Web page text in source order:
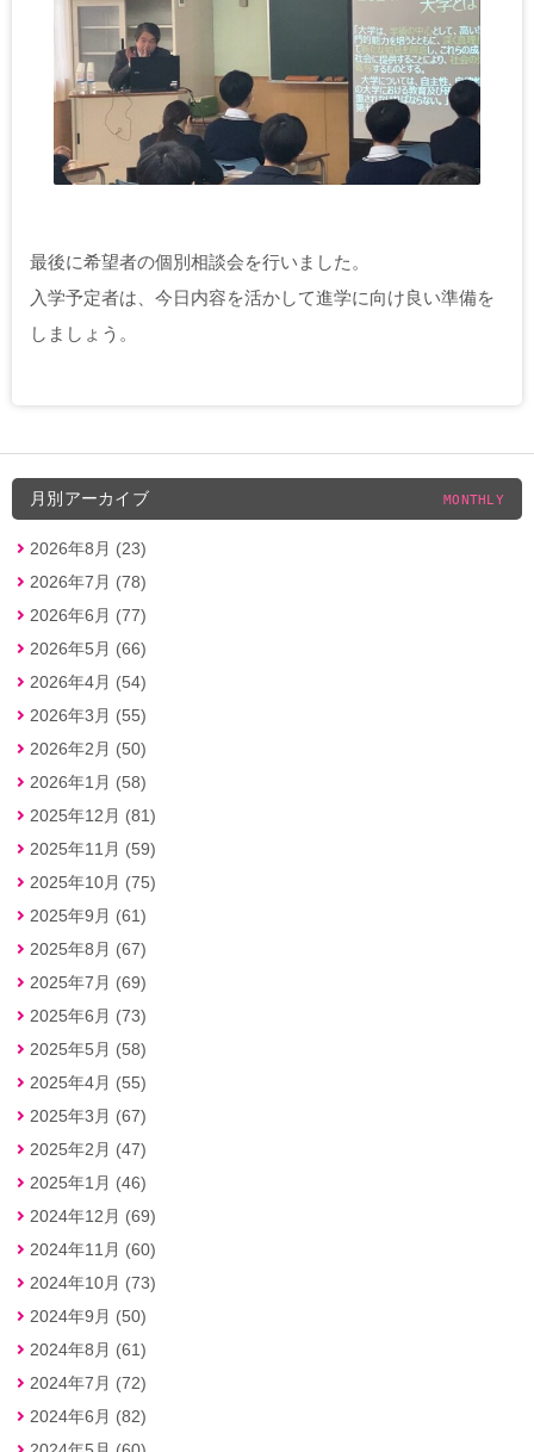
最後に希望者の個別相談会を行いました。
入学予定者は、今日内容を活かして進学に向け良い準備を
しましょう。
月別アーカイブ MONTHLY
2026年8月 (23)
2026年7月 (78)
2026年6月 (77)
2026年5月 (66)
2026年4月 (54)
2026年3月 (55)
2026年2月 (50)
2026年1月 (58)
2025年12月 (81)
2025年11月 (59)
2025年10月 (75)
2025年9月 (61)
2025年8月 (67)
2025年7月 (69)
2025年6月 (73)
2025年5月 (58)
2025年4月 (55)
2025年3月 (67)
2025年2月 (47)
2025年1月 (46)
2024年12月 (69)
2024年11月 (60)
2024年10月 (73)
2024年9月 (50)
2024年8月 (61)
2024年7月 (72)
2024年6月 (82)